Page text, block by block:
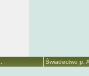
Świadectwo p.